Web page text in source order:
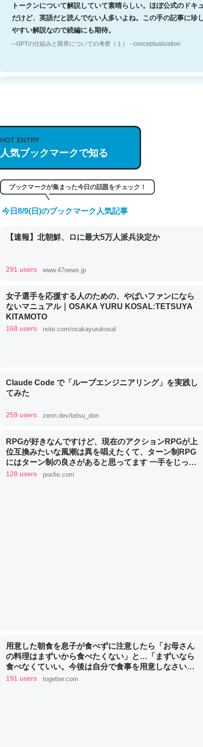
だけど、英語だと読んでない人多いよね。この手の記事に珍
やすい解説なので続編にも期待。
─GPTの仕組みと限界についての考察（１） - conceptualization
これは良記事。32768トークンだと英語小説100ページ分くら
の伏線」は回収されないけど、短期記憶というには多い分量
やすく強くなりそう
の600分の1程度。
─ニュース :: 【研究発表】昆虫学の大問題＝「昆虫はなぜ海にいないの
は」とあって面白い。海にいる鋏角類（カブトガニ・ウミグ
チンを強化してる筈だが、酵素が違うのか？
─ニュース :: 【研究発表】昆虫学の大問題＝「昆虫はなぜ海にいないの
これを元に考えるとカルシウムを大量に使う脊椎動物と貝類
─ニュース :: 【研究発表】昆虫学の大問題＝「昆虫はなぜ海にいないの
ウチもEchoを実家に置いて４年。でたまに覗いてる。ぼち
中。あと、Googleマップで位置情報を共有してる。電池残
─たまにLINEするくらいだった遠方の父67歳と僕。ITツール導入でコミ
ちょうど同じ理由でEcho Show 8を設定中でした。Primeと
きる。一生で親と会える残り時間を日数にすると1週間とか
─たまにLINEするくらいだった遠方の父67歳と僕。ITツール導入でコ
HOT ENTRY
人気ブックマークで知る
ブックマークが集まった今日の話題をチェック！
今日8/9(日)のブックマーク人気記事
【速報】北朝鮮、ロに最大5万人派兵決定か
291 users www.47news.jp
女子選手を応援する人のための、やばいファンになら
ないマニュアル｜OSAKA YURU KOSAL:TETSUYA
KITAMOTO
168 users note.com/osakayurukosal
Claude Code で「ループエンジニアリング」を実践し
てみた
259 users zenn.dev/tetsu_don
RPGが好きなんですけど、現在のアクションRPGが上
位互換みたいな風潮は異を唱えたくて、ターン制RPG
にはターン制の良さがあると思ってます 一手をじっく
り考えられたり、途中で休憩したりできるのがターン
128 users posfie.com
用意した朝食を息子が食べずに注意したら「お母さん
の料理はまずいから食べたくない」と…「まずいなら
食べなくていい。今後は自分で食事を用意しなさい。
お金は渡す」と言った話が議論に
191 users togetter.com